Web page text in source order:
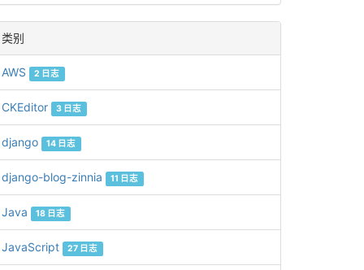
类别
AWS 2 日志
CKEditor 3 日志
django 14 日志
django-blog-zinnia 11 日志
Java 18 日志
JavaScript 27 日志